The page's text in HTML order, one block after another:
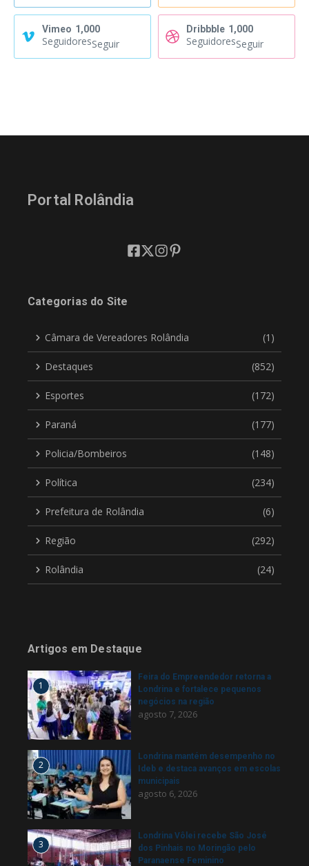
Vimeo 1,000
SeguidoresSeguir
Dribbble 1,000
SeguidoresSeguir
Portal Rolândia
Categorias do Site
Câmara de Vereadores Rolândia (1)
Destaques (852)
Esportes (172)
Paraná (177)
Policia/Bombeiros (148)
Política (234)
Prefeitura de Rolândia (6)
Região (292)
Rolândia (24)
Artigos em Destaque
1
Feira do Empreendedor retorna a
Londrina e fortalece pequenos
negócios na região
agosto 7, 2026
2
Londrina mantém desempenho no
Ideb e destaca avanços em escolas
municipais
agosto 6, 2026
3
Londrina Vôlei recebe São José
dos Pinhais no Moringão pelo
Paranaense Feminino